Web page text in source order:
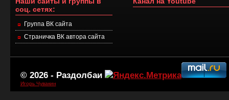
соц. сетях:
Группа ВК сайта
Страничка ВК автора сайта
© 2026 - Раздолбаи
Игорь Чувакин